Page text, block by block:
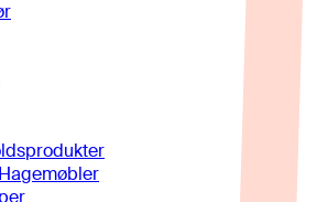
Hagemøbler